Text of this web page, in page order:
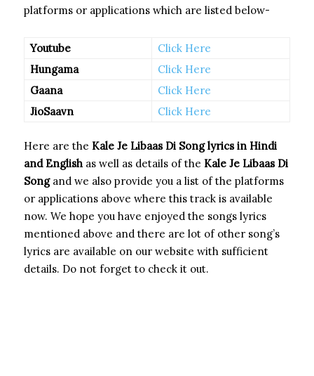
platforms or applications which are listed below-
Youtube
Click Here
Hungama
Click Here
Gaana
Click Here
JioSaavn
Click Here
Here are the Kale Je Libaas Di Songlyrics in Hindi
and English as well as details of the Kale Je Libaas Di
Song and we also provide you a list of the platforms
or applications above where this track is available
now. We hope you have enjoyed the songs lyrics
mentioned above and there are lot of other song’s
lyrics are available on our website with sufficient
details. Do not forget to check it out.